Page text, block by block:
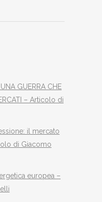
GUERRA CHE
– Articolo di
il mercato
di Giacomo
europea –